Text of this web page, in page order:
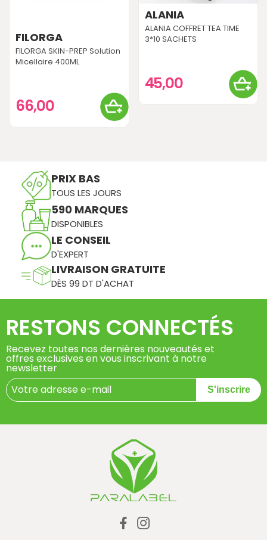
FILORGA
FILORGA SKIN-PREP Solution
Micellaire 400ML
66,00
ALANIA
ALANIA COFFRET TEA TIME
3*10 SACHETS
45,00
PRIX BAS
TOUS LES JOURS
590 MARQUES
DISPONIBLES
LE CONSEIL
D'EXPERT
LIVRAISON GRATUITE
DÈS 99 DT D'ACHAT
RESTONS CONNECTÉS
Recevez toutes nos dernières nouveautés et
offres exclusives en vous inscrivant à notre
newsletter
S'inscrire